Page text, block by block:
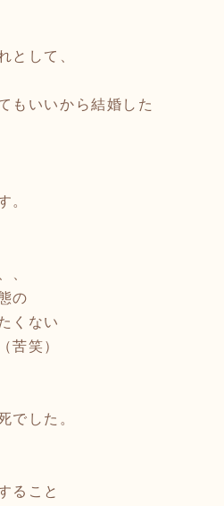
として、
もいいから結婚した
。
、
の
くない
苦笑）
でした。
ること